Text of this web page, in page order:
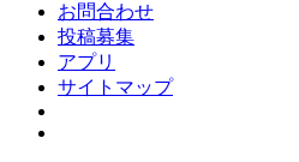
お問合わせ
投稿募集
アプリ
サイトマップ